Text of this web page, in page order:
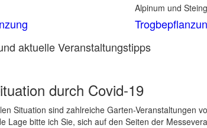
Alpinum und
aktuelle Veranstaltungstipps
durch Covid-19
Situation sind zahlreiche Garten-Veranstaltungen
Lage bitte ich Sie, sich auf den Seiten der